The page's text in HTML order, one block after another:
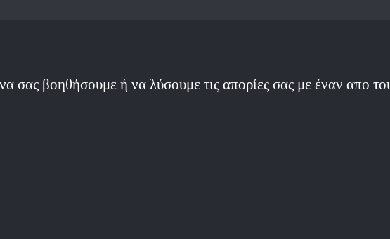
σας βοηθήσουμε ή να λύσουμε τις απορίες σας με έναν απο